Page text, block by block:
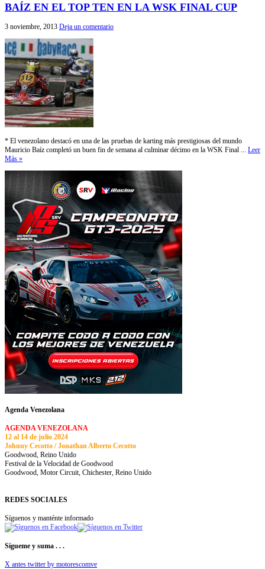
BAÍZ EN EL TOP TEN EN LA WSK FINAL CUP
3 noviembre, 2013 Deja un comentario
* El venezolano destacó en una de las pruebas de karting más prestigiosas del mundo
Mauricio Baíz completó un buen fin de semana al culminar décimo en la WSK Final ... Leer
Más »
Agenda Venezolana
AGENDA VENEZOLANA
12 al 14 de julio 2024
Johnny Cecotto / Jonathan Alberto Cecotto
Goodwood, Reino Unido
Festival de la Velocidad de Goodwood
Goodwood, Motor Circuit, Chichester, Reino Unido
REDES SOCIALES
Síguenos y manténte informado
Sígueme y suma . . .
X antes twitter by motorescomve